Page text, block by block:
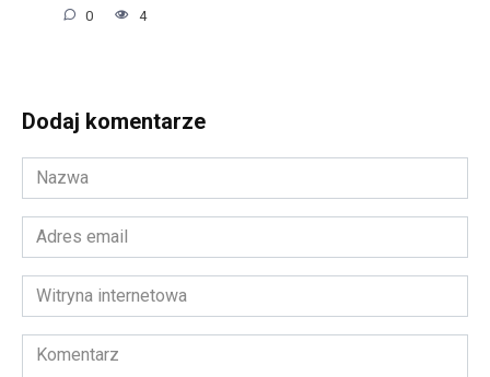
0 4
Dodaj komentarze
Nazwa
*
Adres
email
*Witryna
internetowa
Komentarz